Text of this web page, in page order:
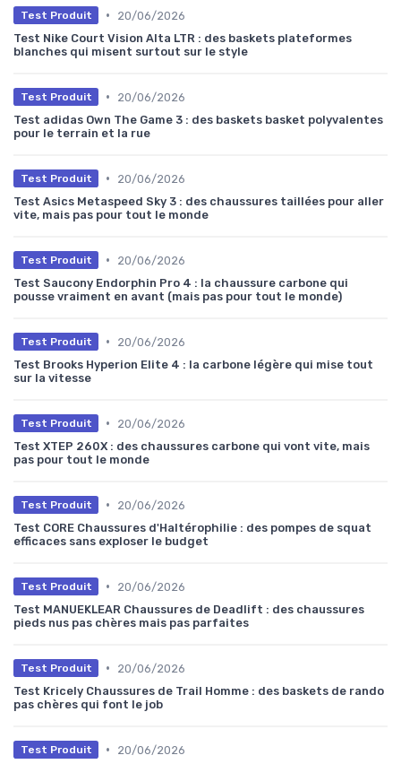
Test Produit •
20/06/2026
Test Nike Court Vision Alta LTR : des baskets plateformes
blanches qui misent surtout sur le style
Test Produit •
20/06/2026
Test adidas Own The Game 3 : des baskets basket polyvalentes
pour le terrain et la rue
Test Produit •
20/06/2026
Test Asics Metaspeed Sky 3 : des chaussures taillées pour aller
vite, mais pas pour tout le monde
Test Produit •
20/06/2026
Test Saucony Endorphin Pro 4 : la chaussure carbone qui
pousse vraiment en avant (mais pas pour tout le monde)
Test Produit •
20/06/2026
Test Brooks Hyperion Elite 4 : la carbone légère qui mise tout
sur la vitesse
Test Produit •
20/06/2026
Test XTEP 260X : des chaussures carbone qui vont vite, mais
pas pour tout le monde
Test Produit •
20/06/2026
Test CORE Chaussures d'Haltérophilie : des pompes de squat
efficaces sans exploser le budget
Test Produit •
20/06/2026
Test MANUEKLEAR Chaussures de Deadlift : des chaussures
pieds nus pas chères mais pas parfaites
Test Produit •
20/06/2026
Test Kricely Chaussures de Trail Homme : des baskets de rando
pas chères qui font le job
Test Produit •
20/06/2026